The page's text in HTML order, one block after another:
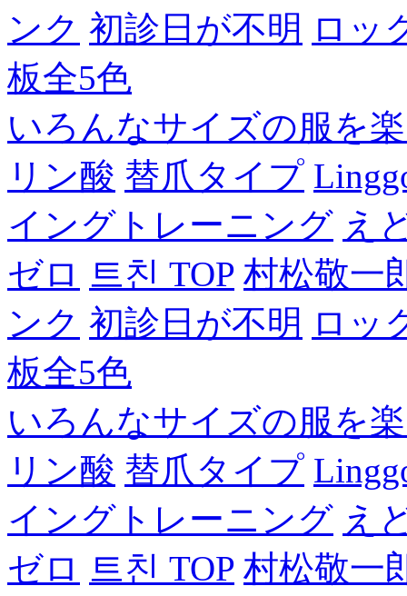
ンク 初診日が不明 ロッ
板全5色
いろんなサイズの服を
リン酸 替爪タイプ
イングトレーニング え
ゼロ 트친 TOP 村松敬一
ンク 初診日が不明 ロッ
板全5色
いろんなサイズの服を
リン酸 替爪タイプ
イングトレーニング え
ゼロ 트친 TOP 村松敬一